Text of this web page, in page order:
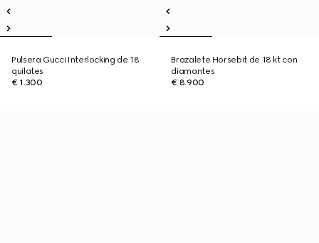
Pulsera Gucci Interlocking de 18
quilates
€ 1.300
Brazalete Horsebit de 18 kt con
diamantes
€ 8.900